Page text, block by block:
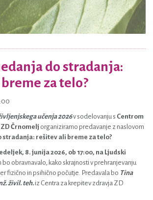
do stradanja:
za telo?
učenja 2026v sodelovanju s Centrom
Črnomelj organiziramo predavanje z naslovom
stradanja: rešitev ali breme za telo?
8. junija 2026, ob 17:00, na Ljudski
bo obravnavalo, kako skrajnosti v prehranjevanju
fizično in psihično počutje. Predavala bo Tina
živil. teh.iz Centra za krepitev zdravja ZD